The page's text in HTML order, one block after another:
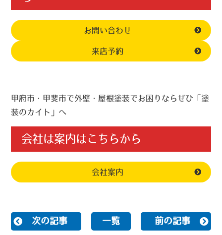
お問い合わせ
来店予約
甲府市・甲斐市で外壁・屋根塗装でお困りならぜひ「塗
装のカイト」へ
会社は案内はこちらから
会社案内
次の記事 一覧 前の記事